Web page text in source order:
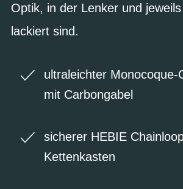
Optik, in der Lenker und
lackiert sind.
ultraleichter Monocoque-
mit Carbongabel
sicherer HEBIE
Kettenkasten